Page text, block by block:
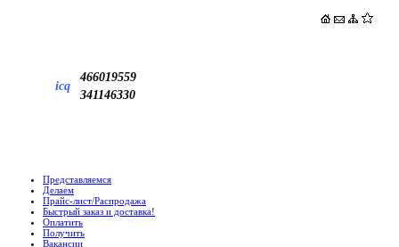
icq
466019559
341146330
Представляемся
Делаем
Прайс-лист/Распродажа
Быстрый заказ и доставка!
Оплатить
Получить
Вакансии